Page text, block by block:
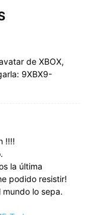
de XBOX,
9XBX9-
!!!!
la última
podido resistir!
lo sepa.